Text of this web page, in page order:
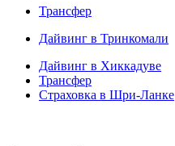
Трансфер
Дайвинг в Тринкомали
Дайвинг в Хиккадуве
Трансфер
Страховка в Шри-Ланке